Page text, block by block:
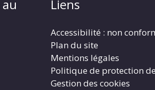
Liens
Accessibilité : non
Plan du site
Mentions légales
Politique de protection
Gestion des cookies